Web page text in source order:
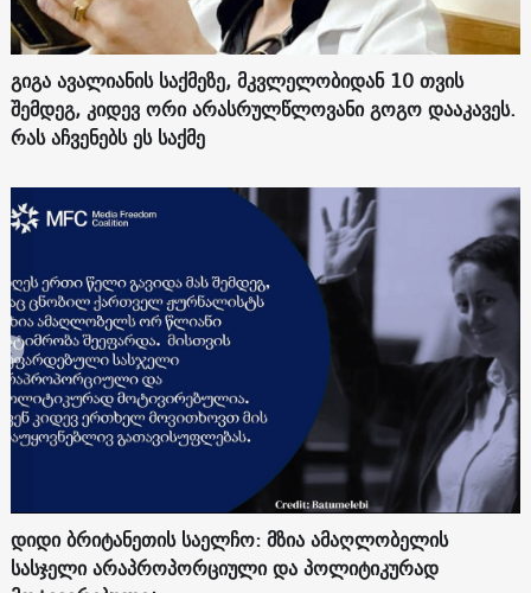
გიგა ავალიანის საქმეზე, მკვლელობიდან 10 თვის
შემდეგ, კიდევ ორი არასრულწლოვანი გოგო დააკავეს.
რას აჩვენებს ეს საქმე
დიდი ბრიტანეთის საელჩო: მზია ამაღლობელის
სასჯელი არაპროპორციული და პოლიტიკურად